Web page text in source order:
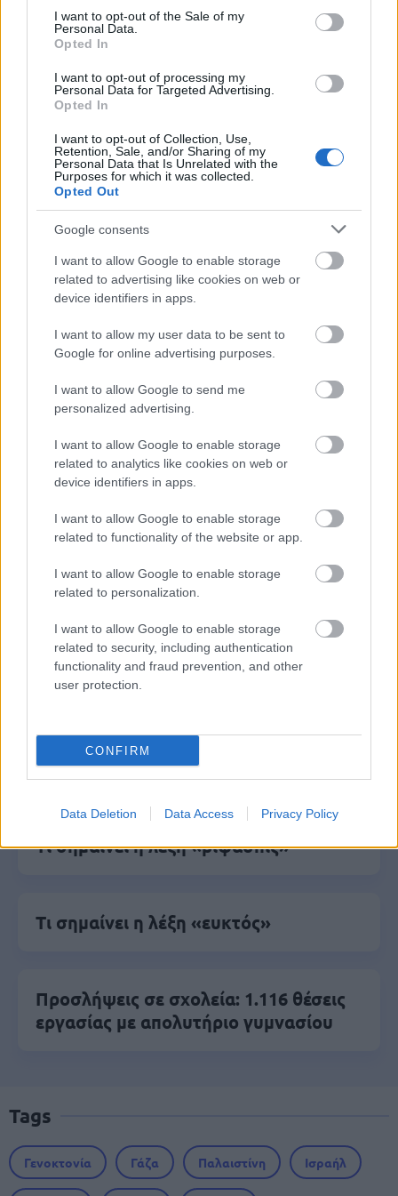
consent section.
I want to opt-out of the Sale of my
Personal Data.
Opted In
I want to opt-out of processing my
Personal Data for Targeted Advertising.
Opted In
I want to opt-out of Collection, Use,
Retention, Sale, and/or Sharing of my
Personal Data that Is Unrelated with the
Purposes for which it was collected.
Opted Out
Google consents
I want to allow Google to enable storage
related to advertising like cookies on web or
device identifiers in apps.
I want to allow my user data to be sent to
Google for online advertising purposes.
I want to allow Google to send me
personalized advertising.
I want to allow Google to enable storage
related to analytics like cookies on web or
device identifiers in apps.
I want to allow Google to enable storage
related to functionality of the website or app.
I want to allow Google to enable storage
related to personalization.
I want to allow Google to enable storage
related to security, including authentication
functionality and fraud prevention, and other
user protection.
CONFIRM
Data Deletion Data Access Privacy Policy
«Η συνέχιση του σφαγιασμού παιδιών δεν είναι
συνέπεια έλλειψης επιλογών. Είναι συνέπεια
έλλειψης πολιτικής βούλησης»,πρόσθεσε
ΑΣΕΠ: Πιστοποίηση Αγγλικών σε
μόνο 2 ημέρες στα χέρια σας
ΑΣΕΠ: Εξ αποστάσεως η πιο Εύκολη
Πιστοποίηση Υπολογιστών σε 2
μέρες
Μάθε πρώτος όλες τις σημαντικές
ειδήσεις.
Βάλε το proson.gr στα αποτελέσματα
Δημοφιλείς Ειδήσεις
ΕΟΠΥΥ: Επίδομα έως 150 ευρώ – Ποιοι
ασφαλισμένοι το δικαιούνται
Τι σημαίνει η λέξη «ρίψασπις»
Τι σημαίνει η λέξη «ευκτός»
Προσλήψεις σε σχολεία: 1.116 θέσεις
εργασίας με απολυτήριο γυμνασίου
Tags
Γενοκτονία Γάζα Παλαιστίνη Ισραήλ